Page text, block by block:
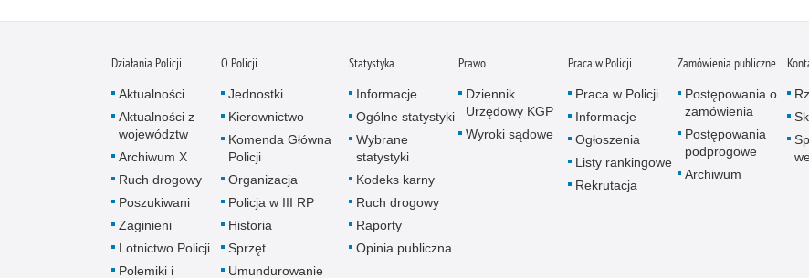
Działania Policji
Aktualności
Aktualności z
województw
Archiwum X
Ruch drogowy
Poszukiwani
Zaginieni
Lotnictwo Policji
Polemiki i
O Policji
Jednostki
Kierownictwo
Komenda Główna
Policji
Organizacja
Policja w III RP
Historia
Sprzęt
Umundurowanie
Statystyka
Informacje
Ogólne statystyki
Wybrane
statystyki
Kodeks karny
Ruch drogowy
Raporty
Opinia publiczna
Prawo
Dziennik
Urzędowy KGP
Wyroki sądowe
Praca w Policji
Praca w Policji
Informacje
Ogłoszenia
Listy rankingowe
Rekrutacja
Zamówienia publiczne
Postępowania o
zamówienia
Postępowania
podprogowe
Archiwum